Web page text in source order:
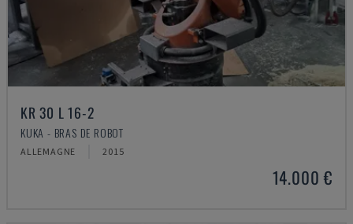
KR 30 L 16-2
KUKA - BRAS DE ROBOT
ALLEMAGNE 2015
14.000 €